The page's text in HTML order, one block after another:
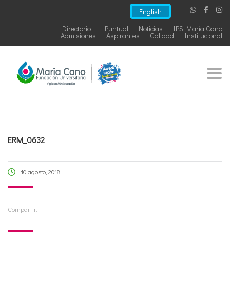
English
IPS María Cano
Noticias
+Puntual
Directorio
Institucional
Calidad
Aspirantes
Admisiones
ERM_0632
10 agosto, 2018
Compartir: